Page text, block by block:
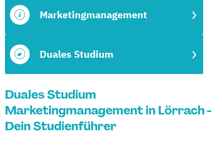
Duales Studium
Marketingmanagement
Duales Studium
Marketingmanagement in Lörrach -
Dein Studienführer